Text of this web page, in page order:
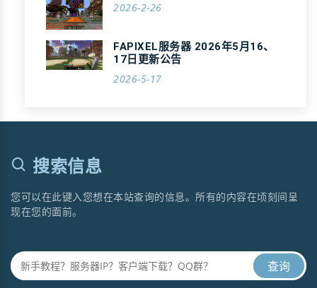
2026-2-26
FAPIXEL服务器 2026年5月16、
17日更新公告
2026-5-17
搜索信息
您可以在此键入您想在本站查询的信息。所有的内容在顷刻间呈
现在您的面前。